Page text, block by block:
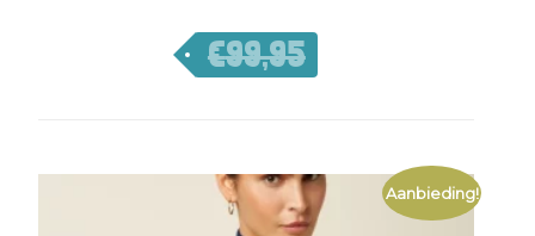
€99,95
Aanbieding!